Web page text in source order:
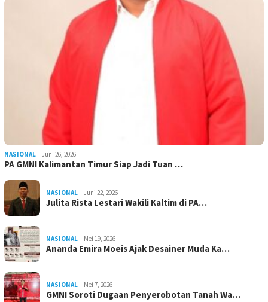
NASIONAL Juni 26, 2026
PA GMNI Kalimantan Timur Siap Jadi Tuan …
NASIONAL Juni 22, 2026
Julita Rista Lestari Wakili Kaltim di PA…
NASIONAL Mei 19, 2026
Ananda Emira Moeis Ajak Desainer Muda Ka…
NASIONAL Mei 7, 2026
GMNI Soroti Dugaan Penyerobotan Tanah Wa…